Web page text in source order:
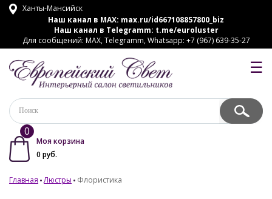
Ханты-Мансийск
Наш канал в MAX: max.ru/id667108857800_biz
Наш канал в Telegramm: t.me/euroluster
Для сообщений: MAX, Telegramm, Whatsapp: +7 (967) 639-35-27
☰
0
Моя корзина
0 руб.
Главная Люстры Флористика